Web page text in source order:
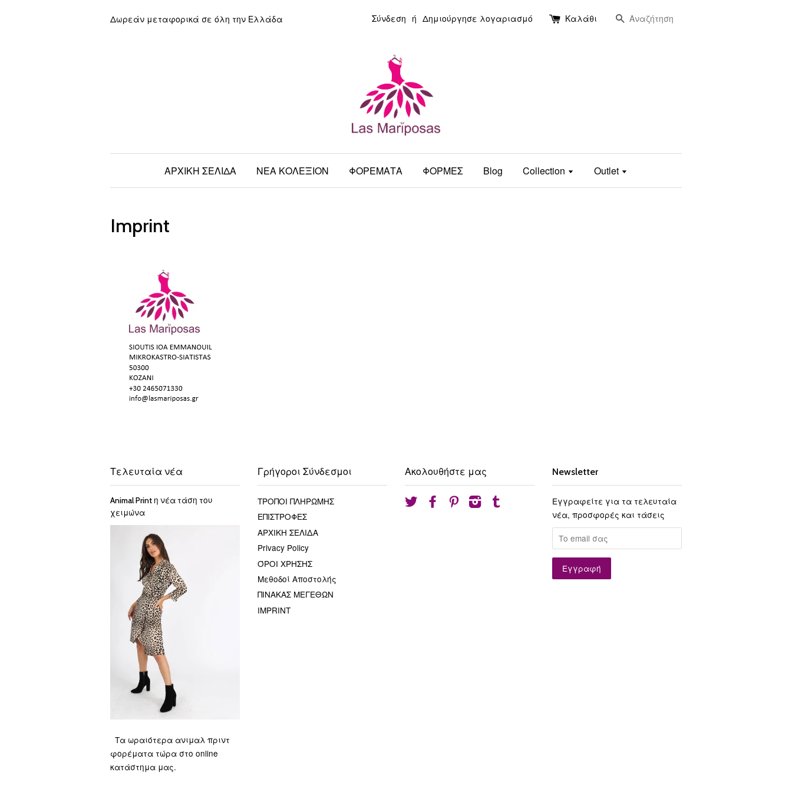
Δωρεάν μεταφορικά σε όλη την Ελλάδα Σύνδεση ή Δημιούργησε λογαριασμό Καλάθι Αναζήτηση
ΑΡΧΙΚΗ ΣΕΛΙΔΑ ΝΕΑ ΚΟΛΕΞΙΟΝ ΦΟΡΕΜΑΤΑ ΦΟΡΜΕΣ Blog Collection Outlet
Imprint
Τελευταία νέα
Animal Print η νέα τάση του
χειμώνα
Τα ωραιότερα ανιμαλ πριντ
φορέματα τώρα στο online
κατάστημα μας.
Γρήγοροι Σύνδεσμοι
ΤΡΟΠΟΙ ΠΛΗΡΩΜΗΣ
ΕΠΙΣΤΡΟΦΕΣ
ΑΡΧΙΚΗ ΣΕΛΙΔΑ
Privacy Policy
ΌΡΟΙ ΧΡΗΣΗΣ
Μεθοδοί Αποστολής
ΠΙΝΑΚΑΣ ΜΕΓΕΘΩΝ
IMPRINT
Ακολουθήστε μας
Twitter FacebookPinterestInstagram
Newsletter
Εγγραφείτε για τα τελευταία
νέα, προσφορές και τάσεις